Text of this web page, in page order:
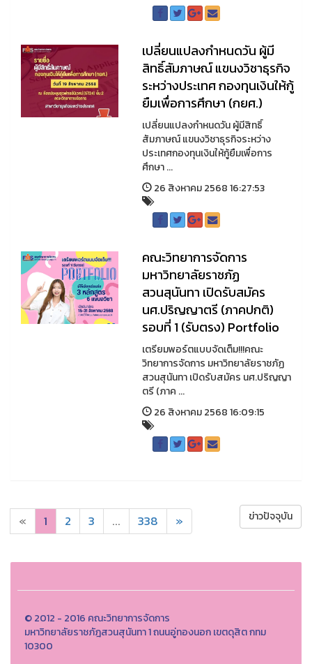
เปลี่ยนแปลงกำหนดวัน ผู้มี
สิทธิ์สัมภาษณ์ แขนงวิชาธุรกิจ
ระหว่างประเทศ กองทุนเงินให้กู้
ยืมเพื่อการศึกษา (กยศ.)
เปลี่ยนแปลงกำหนดวัน ผู้มีสิทธิ์
สัมภาษณ์ แขนงวิชาธุรกิจระหว่าง
ประเทศกองทุนเงินให้กู้ยืมเพื่อการ
ศึกษา ...
26 สิงหาคม 2568 16:27:53
คณะวิทยาการจัดการ
มหาวิทยาลัยราชภัฏ
สวนสุนันทา เปิดรับสมัคร
นศ.ปริญญาตรี (ภาคปกติ)
รอบที่ 1 (รับตรง) Portfolio
เตรียมพอร์ตแบบจัดเต็ม!!!คณะ
วิทยาการจัดการ มหาวิทยาลัยราชภัฏ
สวนสุนันทา เปิดรับสมัคร นศ.ปริญญา
ตรี (ภาค ...
26 สิงหาคม 2568 16:09:15
« 1 2 3 ... 338 » ข่าวปัจจุบัน
© 2012 - 2016 คณะวิทยาการจัดการ
มหาวิทยาลัยราชภัฎสวนสุนันทา 1 ถนนอู่ทองนอก เขตดุสิต กทม
10300